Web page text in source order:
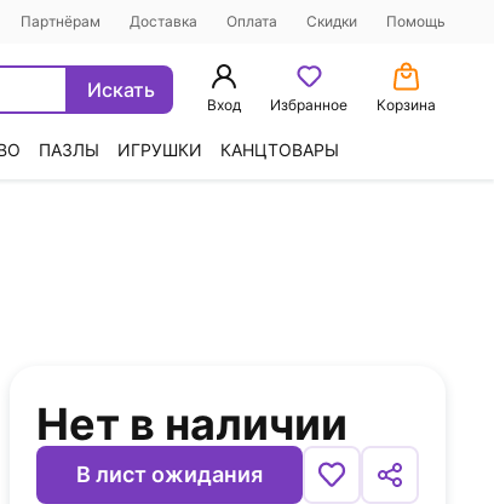
Партнёрам Доставка Оплата Скидки Помощь
Искать
Вход Избранное Корзина
ПАЗЛЫ ИГРУШКИ КАНЦТОВАРЫ
Нет в наличии
В лист ожидания